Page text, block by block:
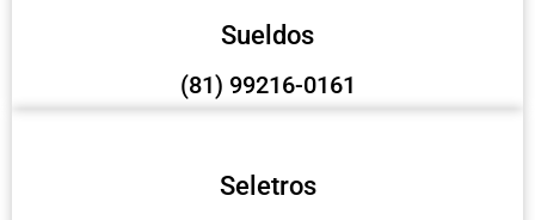
Sueldos
(81) 99216-0161
Seletros